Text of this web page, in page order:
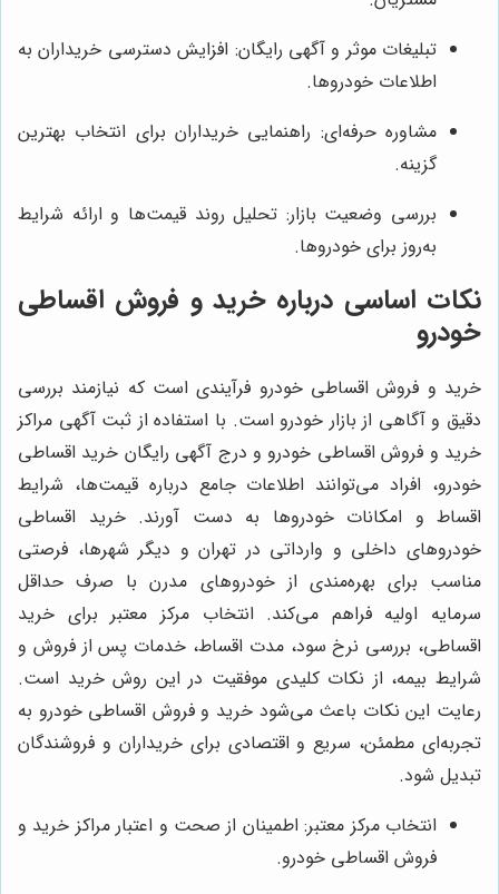
تبلیغات موثر و آگهی رایگان: افزایش دسترسی خریداران به
اطلاعات خودروها.
مشاوره حرفه‌ای: راهنمایی خریداران برای انتخاب بهترین
گزینه.
بررسی وضعیت بازار: تحلیل روند قیمت‌ها و ارائه شرایط
به‌روز برای خودروها.
نکات اساسی درباره خرید و فروش اقساطی
خودرو
خرید و فروش اقساطی خودرو فرآیندی است که نیازمند بررسی
دقیق و آگاهی از بازار خودرو است. با استفاده از ثبت آگهی مراکز
خرید و فروش اقساطی خودرو و درج آگهی رایگان خرید اقساطی
خودرو، افراد می‌توانند اطلاعات جامع درباره قیمت‌ها، شرایط
اقساط و امکانات خودروها به دست آورند. خرید اقساطی
خودروهای داخلی و وارداتی در تهران و دیگر شهرها، فرصتی
مناسب برای بهره‌مندی از خودروهای مدرن با صرف حداقل
سرمایه اولیه فراهم می‌کند. انتخاب مرکز معتبر برای خرید
اقساطی، بررسی نرخ سود، مدت اقساط، خدمات پس از فروش و
شرایط بیمه، از نکات کلیدی موفقیت در این روش خرید است.
رعایت این نکات باعث می‌شود خرید و فروش اقساطی خودرو به
تجربه‌ای مطمئن، سریع و اقتصادی برای خریداران و فروشندگان
تبدیل شود.
انتخاب مرکز معتبر: اطمینان از صحت و اعتبار مراکز خرید و
فروش اقساطی خودرو.